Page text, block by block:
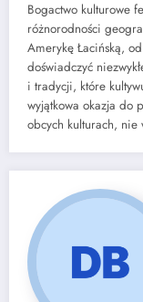
Bogactwo kulturowe
różnorodności
Amerykę Łacińską,
doświadczyć
i tradycji, które
wyjątkowa okazja do
obcych kulturach, nie